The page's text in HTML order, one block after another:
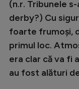
Alte
JO
JO
(n.r. Tribunele
derby?) Cu
foarte frumoși,
primul loc.
era clar că va fi
au fost alături